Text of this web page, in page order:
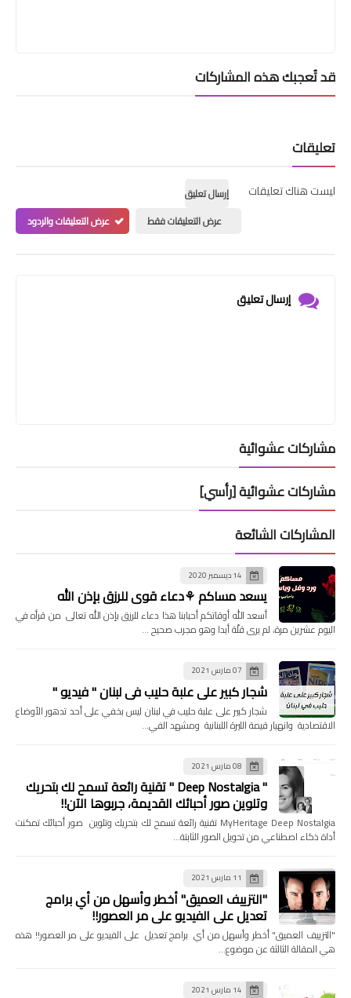
قد تُعجبك هذه المشاركات
تعليقات
ليست هناك تعليقات
إرسال تعليق
عرض التعليقات فقط
عرض التعليقات والردود
إرسال تعليق
مشاركات عشوائية
مشاركات عشوائية [رأسي]
المشاركات الشائعة
14 ديسمبر 2020
يسعد مساكم ⚘دعاء قوي للرزق بإذن الله
أسعد الله أوقاتكم أحبابنا هذا دعاء للرزق بإذن الله تعالى من قرأه في
اليوم عشرين مرة، لم يرى قلّة أبدا وهو مجرب صحيح …
07 مارس 2021
شجار كبير على علبة حليب في لبنان " فيديو "
شجار كبير على علبة حليب في لبنان ليس بخفي على أحد تدهور الأوضاع
الاقتصادية وانهيار قيمة الليرة اللبنانية ومشهد الفي…
08 مارس 2021
" Deep Nostalgia " تقنية رائعة تسمح لك بتحريك
وتلوين صور أحبائك القديمة، جربوها الآن!!
MyHeritage Deep Nostalgia تقنية رائعة تسمح لك بتحريك وتلوين صور أحبائك تمكنت
أداة ذكاء اصطناعي من تحويل الصور الثابتة…
11 مارس 2021
"التزييف العميق" أخطر وأسهل من أي برامج
تعديل على الفيديو على مر العصور!!
"التزييف العميق" أخطر وأسهل من أي برامج تعديل على الفيديو على مر العصور!! هذه
هي المقالة الثالثة عن موضوع…
14 مارس 2021